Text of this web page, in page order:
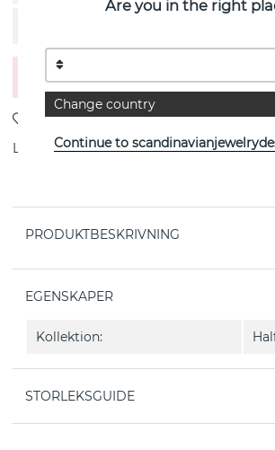
Lägg i varukorgen
Leverans:Beställningsvara 4-6 veckor
PRODUKTBESKRIVNING
EGENSKAPER
Kollektion:
STORLEKSGUIDE
Are you in the right
Change country
Continue to